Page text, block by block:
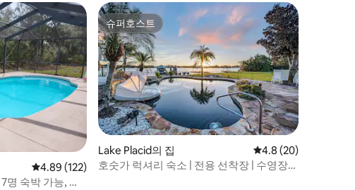
평점 4.89점(5점 만점), 후기 122개
4.89 (122)
명 숙박 가능, 전
슈퍼호스트
슈퍼호스트
Lake Placid의 집 평점 4.8점(5점 만점),
4.8 (20)
호숫가 럭셔리 숙소 | 전용 선착장 | 수영장